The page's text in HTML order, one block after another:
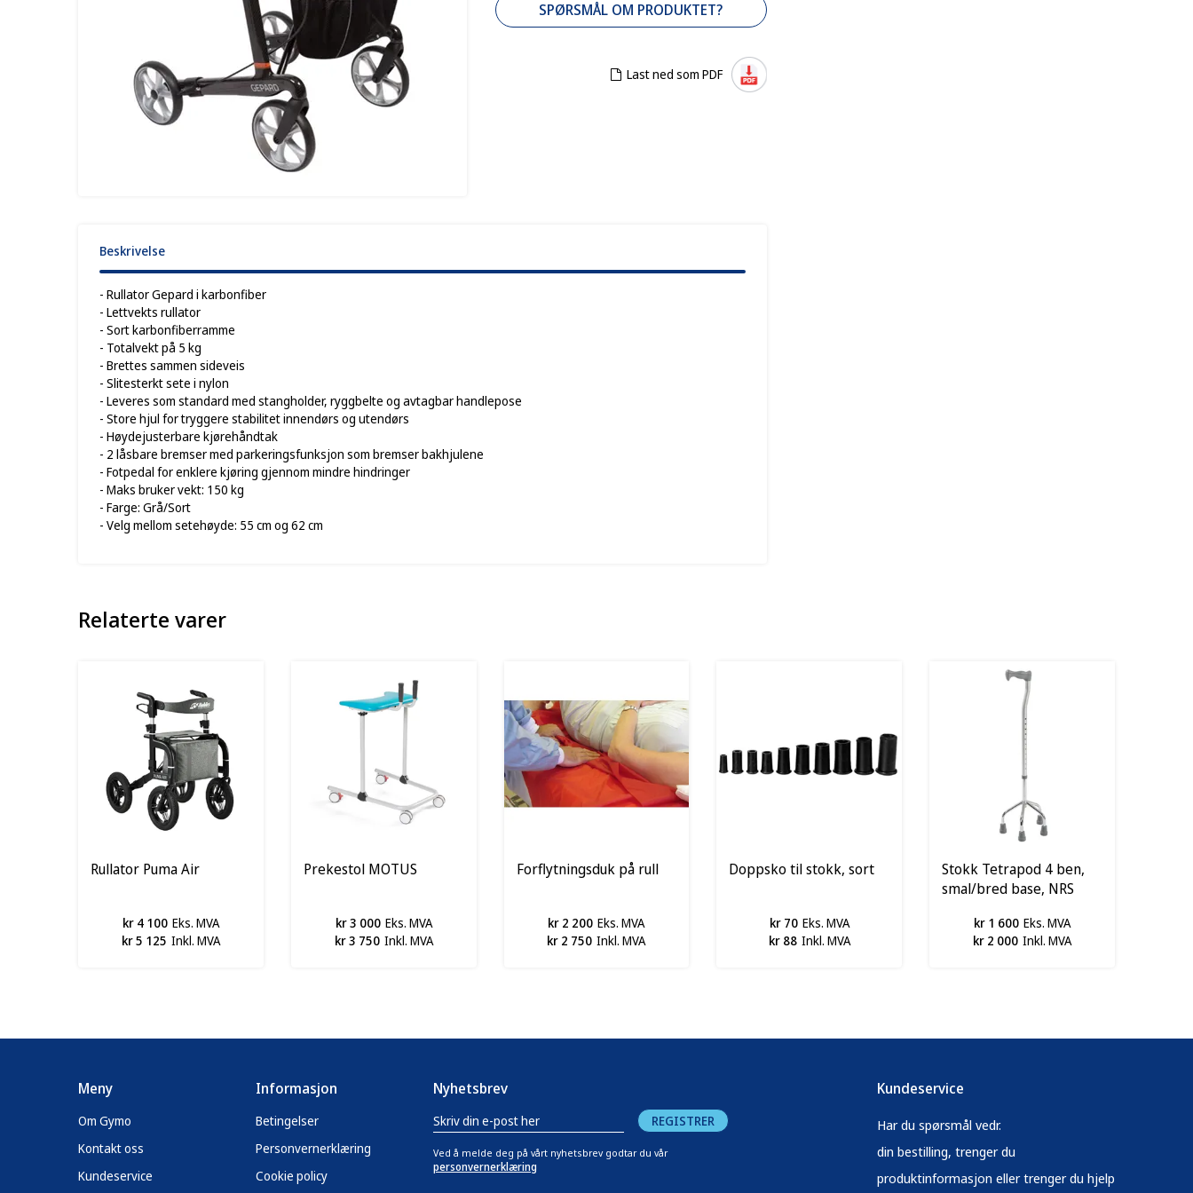
SPØRSMÅL OM PRODUKTET?
Last ned som PDF
Beskrivelse
- Rullator Gepard i karbonfiber
- Lettvekts rullator
- Sort karbonfiberramme
- Totalvekt på 5 kg
- Brettes sammen sideveis
- Slitesterkt sete i nylon
- Leveres som standard med stangholder, ryggbelte og avtagbar handlepose
- Store hjul for tryggere stabilitet innendørs og utendørs
- Høydejusterbare kjørehåndtak
- 2 låsbare bremser med parkeringsfunksjon som bremser bakhjulene
- Fotpedal for enklere kjøring gjennom mindre hindringer
- Maks bruker vekt: 150 kg
- Farge: Grå/Sort
- Velg mellom setehøyde: 55 cm og 62 cm
Relaterte varer
Rullator Puma Air
kr 4 100 Eks. MVA
kr 5 125 Inkl. MVA
Prekestol MOTUS
kr 3 000 Eks. MVA
kr 3 750 Inkl. MVA
Forflytningsduk på rull
kr 2 200 Eks. MVA
kr 2 750 Inkl. MVA
Doppsko til stokk, sort
kr 70 Eks. MVA
kr 88 Inkl. MVA
Stokk Tetrapod 4 ben,
smal/bred base, NRS
kr 1 600 Eks. MVA
kr 2 000 Inkl. MVA
Meny
Om Gymo
Kontakt oss
Kundeservice
Informasjon
Betingelser
Personvernerklæring
Cookie policy
Nyhetsbrev
REGISTRER
Ved å melde deg på vårt nyhetsbrev godtar du vår
personvernerklæring
Kundeservice
Har du spørsmål vedr.
din bestilling, trenger du
produktinformasjon eller trenger du hjelp